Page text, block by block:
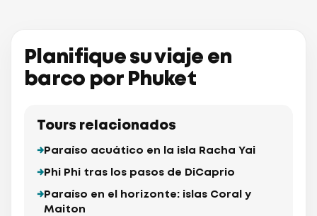
Cape
Panwa
Beach
Planifique su viaje en
barco por Phuket
Tours relacionados
Paraíso acuático en la isla Racha Yai
Phi Phi tras los pasos de DiCaprio
Paraíso en el horizonte: islas Coral y
Maiton